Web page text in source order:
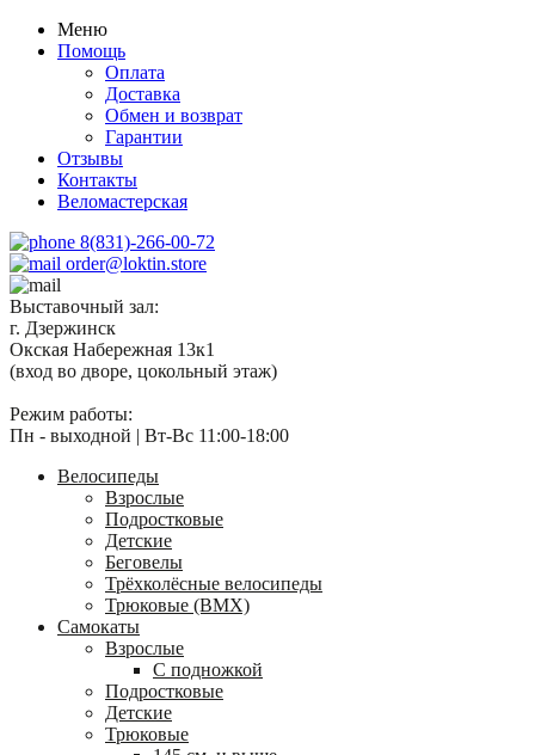
Меню
Помощь
Оплата
Доставка
Обмен и возврат
Гарантии
Отзывы
Контакты
Веломастерская
8(831)-266-00-72
order@loktin.store
Выставочный зал:
г. Дзержинск
Окская Набережная 13к1
(вход во дворе, цокольный этаж)
Режим работы:
Пн - выходной | Вт-Вс 11:00-18:00
Велосипеды
Взрослые
Подростковые
Детские
Беговелы
Трёхколёсные велосипеды
Трюковые (BMX)
Самокаты
Взрослые
С подножкой
Подростковые
Детские
Трюковые